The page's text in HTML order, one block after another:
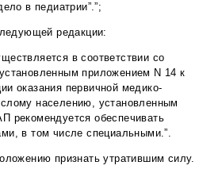
в педиатрии”.”;
редакции:
в соответствии со
приложением N 14 к
оказания первичной медико-
населению, установленным
рекомендуется обеспечивать
в том числе специальными.”.
признать утратившим силу.